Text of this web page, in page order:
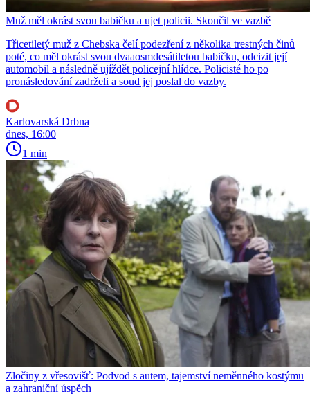
Muž měl okrást svou babičku a ujet policii. Skončil ve vazbě
Třicetiletý muž z Chebska čelí podezření z několika trestných činů
poté, co měl okrást svou dvaaosmdesátiletou babičku, odcizit její
automobil a následně ujíždět policejní hlídce. Policisté ho po
pronásledování zadrželi a soud jej poslal do vazby.
Karlovarská Drbna
dnes, 16:00
1 min
Zločiny z vřesovišť: Podvod s autem, tajemství neměnného kostýmu
a zahraniční úspěch